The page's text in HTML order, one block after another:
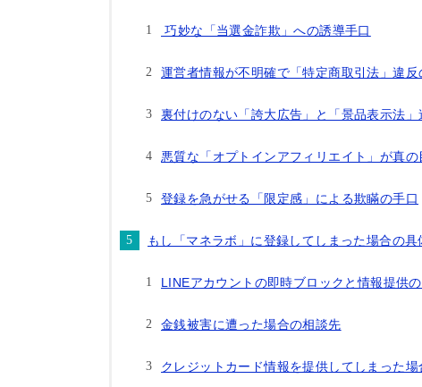
巧妙な「当選金詐欺」への誘導手口
運営者情報が不明確で「特定商取引法」違反
裏付けのない「誇大広告」と「景品表示法」
悪質な「オプトインアフィリエイト」が真の
登録を急がせる「限定感」による欺瞞の手口
もし「マネラボ」に登録してしまった場合の具
LINEアカウントの即時ブロックと情報提供
金銭被害に遭った場合の相談先
クレジットカード情報を提供してしまった場